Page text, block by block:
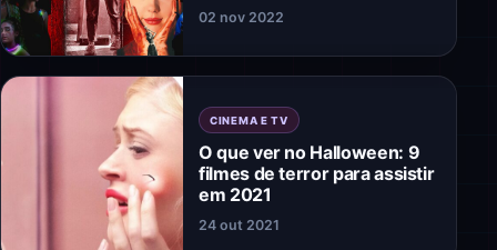
02 nov 2022
CINEMA E TV
O que ver no Halloween: 9
filmes de terror para assistir
em 2021
24 out 2021